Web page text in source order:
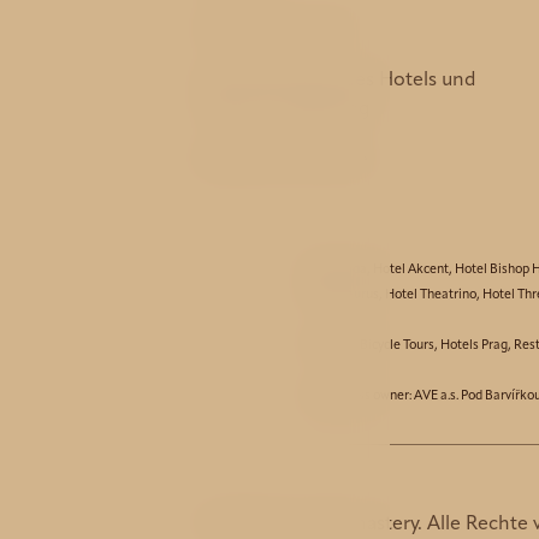
Die Geschichte des Hotels und
Hotel Akcent, Hotel Bishop
Hotel Theatrino, Hotel
Bicycle Tours, Hotels Prag,
© Business owner: AVE a.s. Pod
© 2026 Hotel Monastery. Alle Rechte